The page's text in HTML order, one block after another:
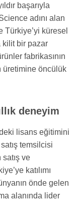
başarıyla
adını alan
küresel
kilit bir pazar
fabrikasının
üretimine öncülük
deneyim
lisans eğitimini
temsilcisi
ve
katılımı
önde gelen
alanında lider